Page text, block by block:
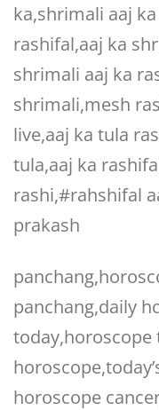
ka,shrimali aaj
rashifal,aaj ka
shrimali aaj ka
shrimali,mesh
live,aaj ka tula
tula,aaj ka
rashi,#rahshifal
prakash
panchang,daily
today,horoscope
horoscope